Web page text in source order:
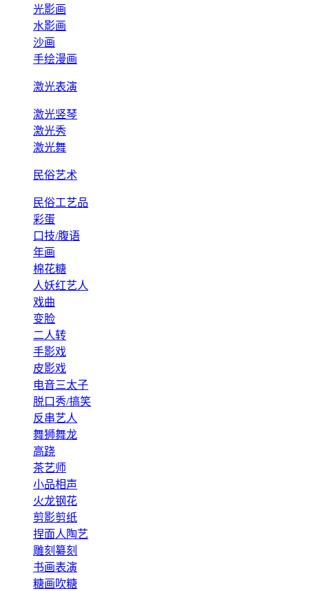
光影画
水影画
沙画
手绘漫画
激光表演
激光竖琴
激光秀
激光舞
民俗艺术
民俗工艺品
彩蛋
口技/腹语
年画
棉花糖
人妖红艺人
戏曲
变脸
二人转
手影戏
皮影戏
电音三太子
脱口秀/搞笑
反串艺人
舞狮舞龙
高跷
茶艺师
小品相声
火龙钢花
剪影剪纸
捏面人陶艺
雕刻纂刻
书画表演
糖画吹糖